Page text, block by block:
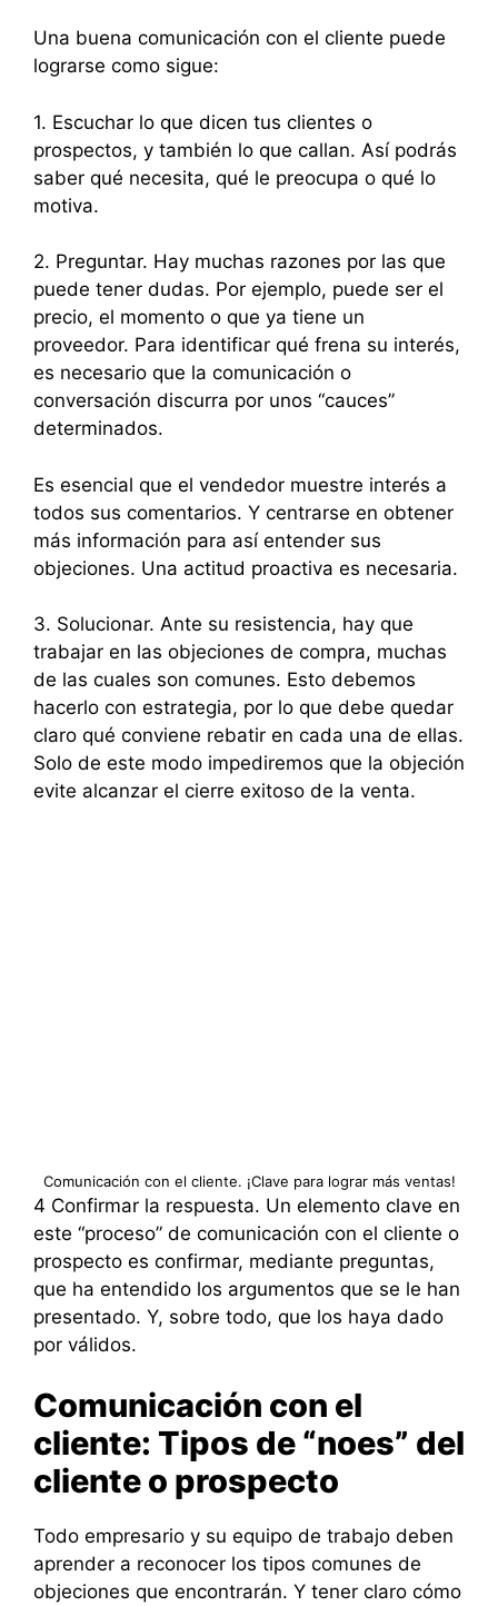
Una buena comunicación con el cliente puede
lograrse como sigue:
1. Escuchar lo que dicen tus clientes o
prospectos, y también lo que callan. Así podrás
saber qué necesita, qué le preocupa o qué lo
motiva.
2. Preguntar. Hay muchas razones por las que
puede tener dudas. Por ejemplo, puede ser el
precio, el momento o que ya tiene un
proveedor. Para identificar qué frena su interés,
es necesario que la comunicación o
conversación discurra por unos “cauces”
determinados.
Es esencial que el vendedor muestre interés a
todos sus comentarios. Y centrarse en obtener
más información para así entender sus
objeciones. Una actitud proactiva es necesaria.
3. Solucionar. Ante su resistencia, hay que
trabajar en las objeciones de compra, muchas
de las cuales son comunes. Esto debemos
hacerlo con estrategia, por lo que debe quedar
claro qué conviene rebatir en cada una de ellas.
Solo de este modo impediremos que la objeción
evite alcanzar el cierre exitoso de la venta.
Comunicación con el cliente. ¡Clave para lograr más ventas!
4 Confirmar la respuesta. Un elemento clave en
este “proceso” de comunicación con el cliente o
prospecto es confirmar, mediante preguntas,
que ha entendido los argumentos que se le han
presentado. Y, sobre todo, que los haya dado
por válidos.
Comunicación con el
cliente: Tipos de “noes” del
cliente o prospecto
Todo empresario y su equipo de trabajo deben
aprender a reconocer los tipos comunes de
objeciones que encontrarán. Y tener claro cómo